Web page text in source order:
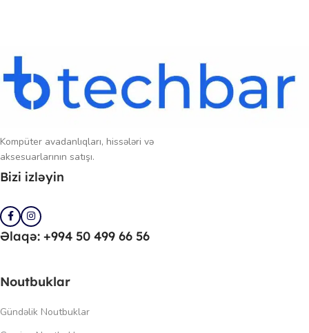
Kompüter avadanlıqları, hissələri və
aksesuarlarının satışı.
Bizi izləyin
Əlaqə: +994 50 499 66 56
Noutbuklar
Gündəlik Noutbuklar